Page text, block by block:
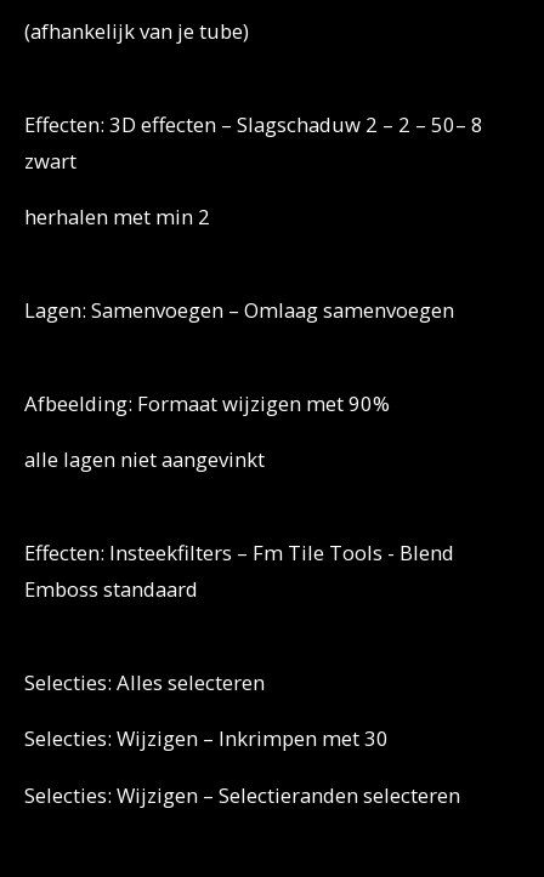
(afhankelijk van je tube)
Effecten: 3D effecten – Slagschaduw 2 – 2 – 50– 8
zwart
herhalen met min 2
Lagen: Samenvoegen – Omlaag samenvoegen
Afbeelding: Formaat wijzigen met 90%
alle lagen niet aangevinkt
Effecten: Insteekfilters – Fm Tile Tools - Blend
Emboss standaard
Selecties: Alles selecteren
Selecties: Wijzigen – Inkrimpen met 30
Selecties: Wijzigen – Selectieranden selecteren